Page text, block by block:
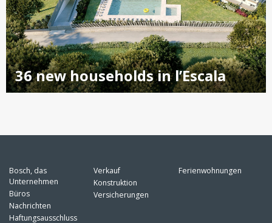
36 new households in l’Escala
Bosch, das
Unternehmen
Büros
Nachrichten
Haftungsausschluss
Verkauf
Konstruktion
Versicherungen
Ferienwohnungen